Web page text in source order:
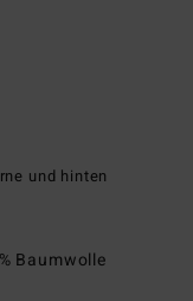
und hinten
Baumwolle